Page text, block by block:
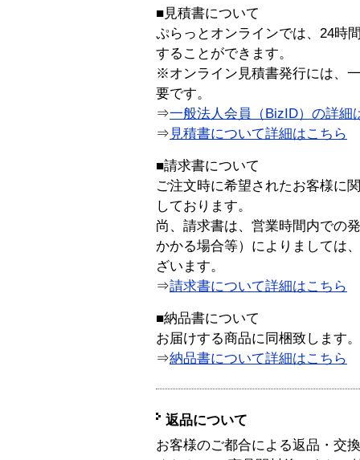
■見積書について
ぷらっとオンラインでは、24時
することができます。
※オンライン見積書発行には、
要です。
⇒一般法人会員（BizID）の詳細
⇒ 見積書について詳細はこちら
■請求書について
ご注文時に希望されたお客様に
しております。
尚、請求書は、営業時間内での
かかる場合等）によりましては
ざいます。
⇒請求書について詳細はこちら
■納品書について
お届けする商品に同梱致します。
⇒納品書について詳細はこちら
返品について
お客様のご都合による返品・交